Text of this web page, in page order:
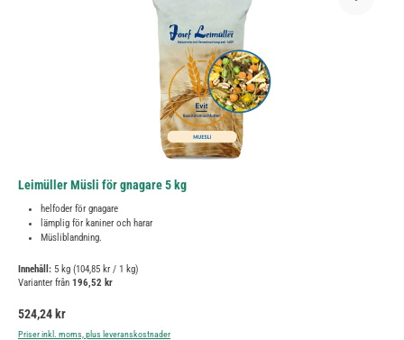
Leimüller Müsli för gnagare 5 kg
helfoder för gnagare
lämplig för kaniner och harar
Müsliblandning.
Innehåll: 5 kg (104,85 kr / 1 kg)
Varianter från 196,52 kr
Ordinarie pris:
524,24 kr
Priser inkl. moms, plus leveranskostnader